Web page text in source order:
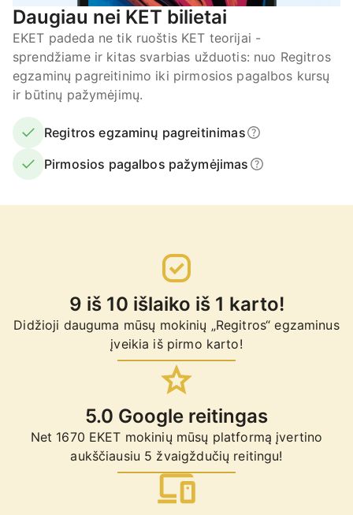
Daugiau nei KET bilietai
EKET padeda ne tik ruoštis KET teorijai -
sprendžiame ir kitas svarbias užduotis: nuo Regitros
egzaminų pagreitinimo iki pirmosios pagalbos kursų
ir būtinų pažymėjimų.
Regitros egzaminų pagreitinimas
Pirmosios pagalbos pažymėjimas
9 iš 10 išlaiko iš 1 karto!
Didžioji dauguma mūsų mokinių „Regitros“ egzaminus
įveikia iš pirmo karto!
5.0 Google reitingas
Net 1670 EKET mokinių mūsų platformą įvertino
aukščiausiu 5 žvaigždučių reitingu!